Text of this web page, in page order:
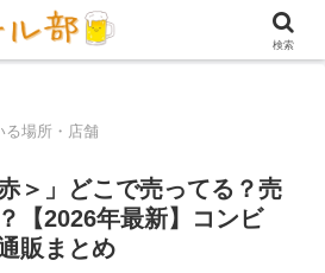
家庭用ビー
る場所・店舗
＞」どこで売ってる？売
【2026年最新】コンビ
販まとめ
検索